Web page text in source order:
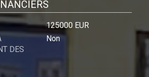
125000 EUR
DES
Non